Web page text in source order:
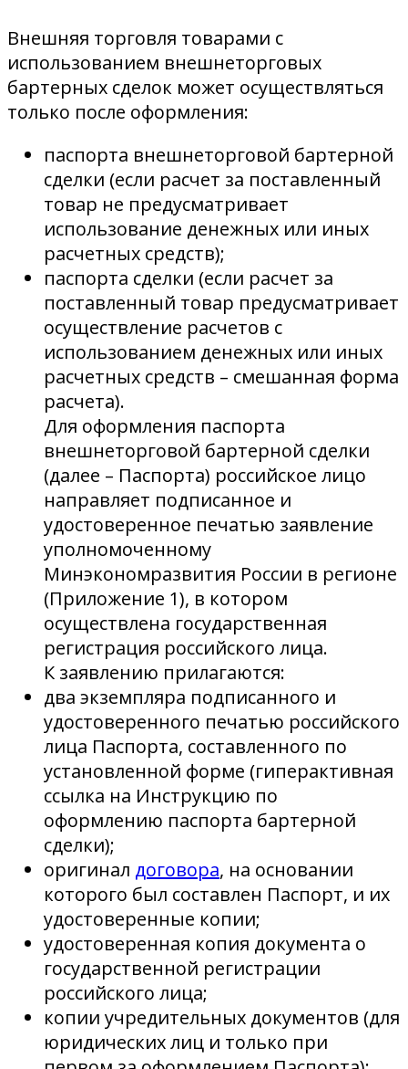
Внешняя торговля товарами с
использованием внешнеторговых
бартерных сделок может осуществляться
только после оформления:
паспорта внешнеторговой бартерной
сделки (если расчет за поставленный
товар не предусматривает
использование денежных или иных
расчетных средств);
паспорта сделки (если расчет за
поставленный товар предусматривает
осуществление расчетов с
использованием денежных или иных
расчетных средств – смешанная форма
расчета).
Для оформления паспорта
внешнеторговой бартерной сделки
(далее – Паспорта) российское лицо
направляет подписанное и
удостоверенное печатью заявление
уполномоченному
Минэкономразвития России в регионе
(Приложение 1), в котором
осуществлена государственная
регистрация российского лица.
К заявлению прилагаются:
два экземпляра подписанного и
удостоверенного печатью российского
лица Паспорта, составленного по
установленной форме (гиперактивная
ссылка на Инструкцию по
оформлению паспорта бартерной
сделки);
оригинал договора, на основании
которого был составлен Паспорт, и их
удостоверенные копии;
удостоверенная копия документа о
государственной регистрации
российского лица;
копии учредительных документов (для
юридических лиц и только при